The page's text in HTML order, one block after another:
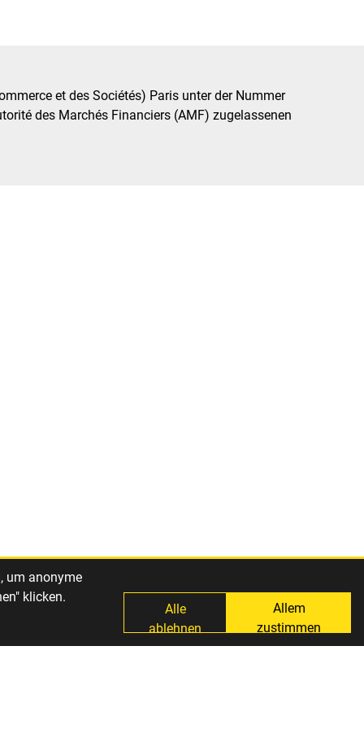
et des Sociétés) Paris unter der Nummer
des Marchés Financiers (AMF) zugelassenen
um anonyme
klicken.
Alle
ablehnen
Allem
zustimmen